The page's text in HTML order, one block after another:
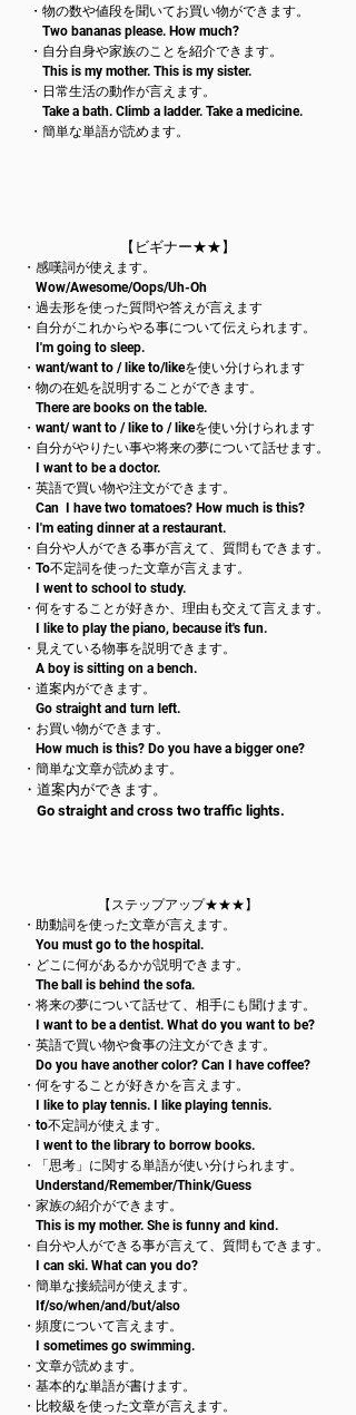
・物の数や値段を聞いてお買い物ができます。
Two bananas please. How much?
・自分自身や家族のことを紹介できます。
This is my mother. This is my sister.
・日常生活の動作が言えます。
Take a bath. Climb a ladder. Take a medicine.
​・簡単な単語が読めます。
【 ビギナー★★ 】
・感嘆詞が使えます。
Wow/Awesome/Oops/Uh-Oh
・過去形を使った質問や答えが言えます
・自分がこれからやる事について伝えられます。
I'm going to sleep.
・want/want to / like to/likeを使い分けられます
・物の在処を説明することができます。
There are books on the table.
・want/want to / like to / likeを使い分けられます
・自分がやりたい事や将来の夢について話せます。
I want to be a doctor.
・英語で買い物や注文ができます。
Can I have two tomatoes? How much is this?
・I'm eating dinner at a restaurant.
・自分や人ができる事が言えて、質問もできます。
・To不定詞を使った文章が言えます。
I went to school to study.
・何をすることが好きか、理由も交えて言えます。
I like to play the piano, because it's fun.
・見えている物事を説明できます。
A boy is sitting on a bench.
・道案内ができます。
Go straight and turn left.
・お買い物ができます。
How much is this? Do you have a bigger one?
・簡単な文章が読めます。
・道案内ができます。
Go straight and cross two traffic lights.
【 ステップアップ★★★ 】
・助動詞を使った文章が言えます。
You must go to the hospital.
・どこに何があるかが説明できます。
The ball is behind the sofa.
・将来の夢について話せて、相手にも聞けます。
I want to be a dentist. What do you want to be?
・英語で買い物や食事の注文ができます。
Do you have another color? Can I have coffee?
・何をすることが好きかを言えます。
I like to play tennis. I like playing tennis.
・to不定詞が使えます。
I went to the library to borrow books.
・「思考」に関する単語が使い分けられます。
Understand/Remember/Think/Guess
・家族の紹介ができます。
This is my mother. She is funny and kind.
・自分や人ができる事が言えて、質問もできます。
I can ski. What can you do?
・簡単な接続詞が使えます。
If/so/when/and/but/also
・頻度について言えます。
I sometimes go swimming.
・文章が読めます。
・基本的な単語が書けます。
・比較級を使った文章が言えます。